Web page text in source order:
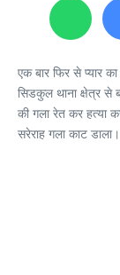
एक बार फिर से प्यार
सिडकुल थाना क्षेत्र से
की गला रेत कर हत्या
सरेराह गला काट डाला।